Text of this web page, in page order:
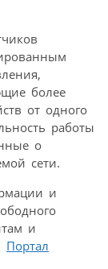
более
от одного
работы
о
сети.
и
и
Портал